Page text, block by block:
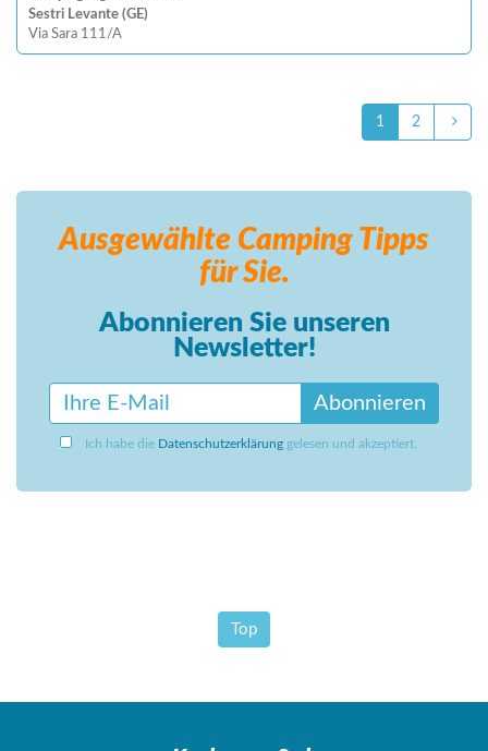
Sestri Levante (GE)
Via Sara 111/A
1 2
Ausgewählte Camping Tipps
für Sie.
Abonnieren Sie unseren
Newsletter!
Abonnieren
Ich habe die Datenschutzerklärung gelesen und akzeptiert.
Top